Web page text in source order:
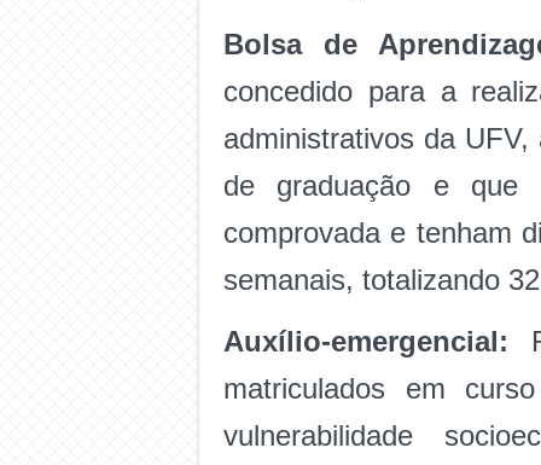
Bolsa de
concedido para a
administrativos da
de graduação e que
comprovada e tenham
semanais, totalizando
Auxílio-emergencial:
matriculados em
vulnerabilidade